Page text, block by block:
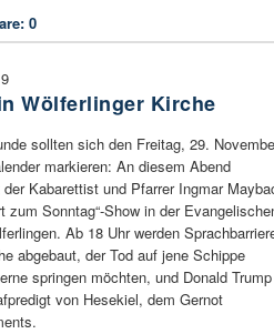
0
Wölferlinger Kirche
sollten sich den Freitag, 29.
markieren: An diesem Abend
Kabarettist und Pfarrer Ingmar
zum Sonntag“-Show in der
Ab 18 Uhr werden
abgebaut, der Tod auf jene Schippe
springen möchten, und Donald Trump
von Hesekiel, dem Gernot